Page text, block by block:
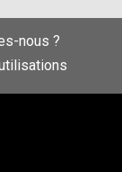
nous ?